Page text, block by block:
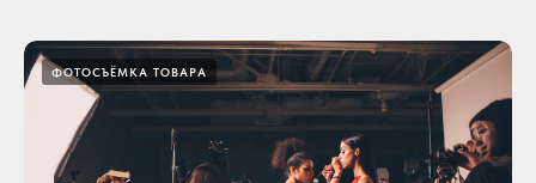
ФОТОСЪЁМКА ТОВАРА